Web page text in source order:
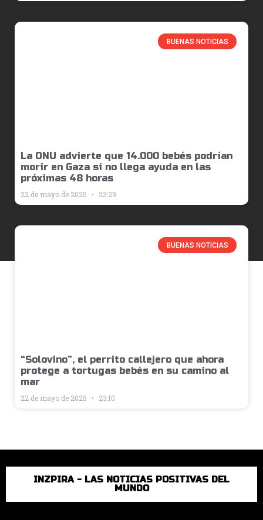
BUENAS NOTICIAS
La ONU advierte que 14.000 bebés podrían
morir en Gaza si no llega ayuda en las
próximas 48 horas
22 de mayo de 2025 23:29
BUENAS NOTICIAS
“Solovino”, el perrito callejero que ahora
protege a tortugas bebés en su camino al
mar
22 de mayo de 2025 23:10
INZPIRA - LAS NOTICIAS POSITIVAS DEL
MUNDO